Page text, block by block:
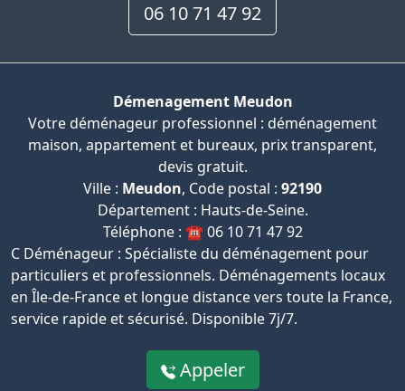
06 10 71 47 92
Démenagement Meudon
Votre déménageur professionnel : déménagement
maison, appartement et bureaux, prix transparent,
devis gratuit.
Ville : Meudon, Code postal : 92190
Département : Hauts-de-Seine.
Téléphone : ☎️ 06 10 71 47 92
C Déménageur : Spécialiste du déménagement pour
particuliers et professionnels. Déménagements locaux
en Île-de-France et longue distance vers toute la France,
service rapide et sécurisé. Disponible 7j/7.
Appeler